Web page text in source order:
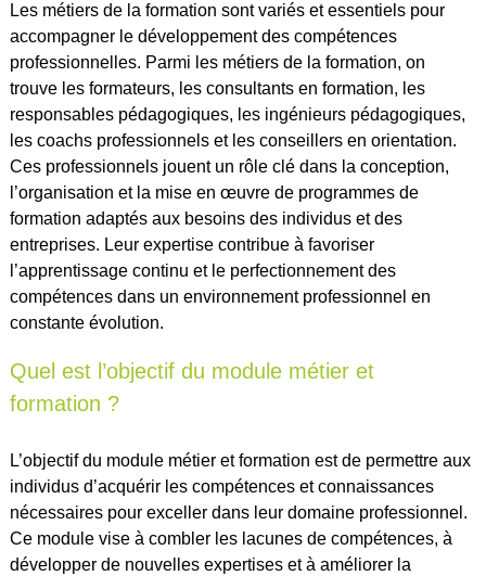
Les métiers de la formation sont variés et essentiels pour
accompagner le développement des compétences
professionnelles. Parmi les métiers de la formation, on
trouve les formateurs, les consultants en formation, les
responsables pédagogiques, les ingénieurs pédagogiques,
les coachs professionnels et les conseillers en orientation.
Ces professionnels jouent un rôle clé dans la conception,
l’organisation et la mise en œuvre de programmes de
formation adaptés aux besoins des individus et des
entreprises. Leur expertise contribue à favoriser
l’apprentissage continu et le perfectionnement des
compétences dans un environnement professionnel en
constante évolution.
Quel est l’objectif du module métier et
formation ?
L’objectif du module métier et formation est de permettre aux
individus d’acquérir les compétences et connaissances
nécessaires pour exceller dans leur domaine professionnel.
Ce module vise à combler les lacunes de compétences, à
développer de nouvelles expertises et à améliorer la